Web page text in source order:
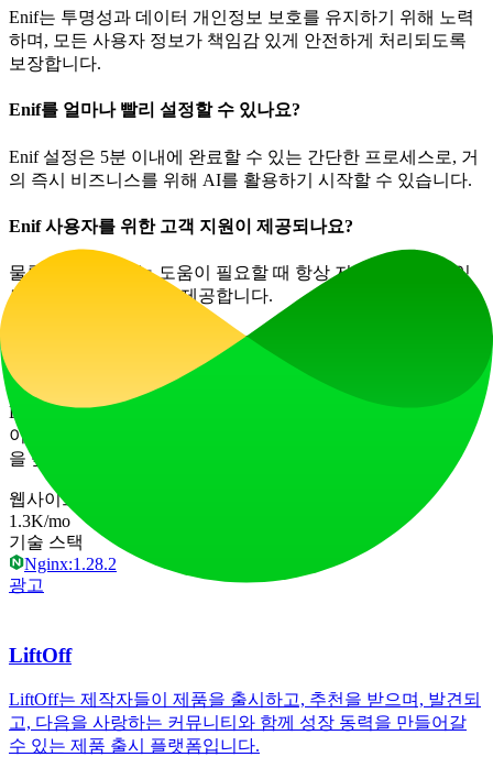
Enif는 투명성과 데이터 개인정보 보호를 유지하기 위해 노력
하며, 모든 사용자 정보가 책임감 있게 안전하게 처리되도록
보장합니다.
Enif를 얼마나 빨리 설정할 수 있나요?
Enif 설정은 5분 이내에 완료할 수 있는 간단한 프로세스로, 거
의 즉시 비즈니스를 위해 AI를 활용하기 시작할 수 있습니다.
Enif 사용자를 위한 고객 지원이 제공되나요?
물론입니다! Enif는 도움이 필요할 때 항상 지원을 받을 수 있
도록 24/7 고객 지원을 제공합니다.
다른 고객 서비스 솔루션보다 Enif를 선택해야 하는 이유는 무
Enif는 단순한 작업 자동화를 넘어 맞춤형 경험과 상세한 인사
이트를 제공하는 고급 AI 기능으로 차별화되어, 운영 효율성
을 높이려는 기업을 위한 종합적인 솔루션입니다.
웹사이트 트래픽
1.3K/mo
기술 스택
Nginx:1.28.2
광고
LiftOff
LiftOff는 제작자들이 제품을 출시하고, 추천을 받으며, 발견되
고, 다음을 사랑하는 커뮤니티와 함께 성장 동력을 만들어갈
수 있는 제품 출시 플랫폼입니다.